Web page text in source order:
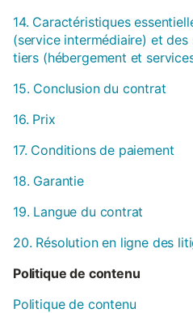
14. Caractéristiques
(service intermédiaire) et
tiers (hébergement et
15. Conclusion du contrat
16. Prix
17. Conditions de paiement
18. Garantie
19. Langue du contrat
20. Résolution en ligne des
Politique de contenu
Politique de contenu